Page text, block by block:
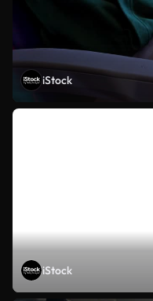
iStock
iStock